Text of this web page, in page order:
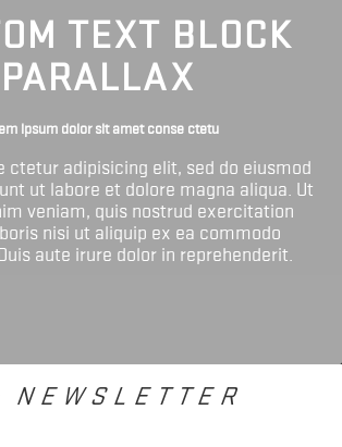
TEXT BLOCK
PARALLAX
ipsum dolor sit amet conse ctetu
ctetur adipisicing elit, sed do eiusmod
ut labore et dolore magna aliqua. Ut
veniam, quis nostrud exercitation
nisi ut aliquip ex ea commodo
aute irure dolor in reprehenderit.
NEWSLETTER